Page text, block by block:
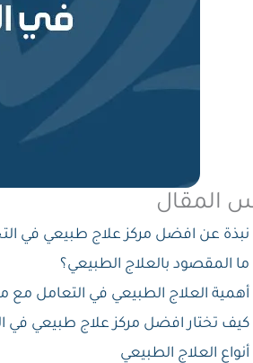
المقال
نبذة عن افضل مركز علاج طبيعي في
ما المقصود بالعلاج الطبيعي؟
أهمية العلاج الطبيعي في التعامل
كيف تختار افضل مركز علاج طبيعي في
أنواع العلاج الطبيعي